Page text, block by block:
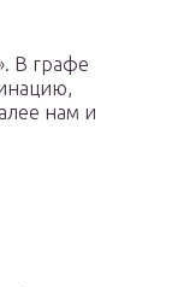
В графе
нам и